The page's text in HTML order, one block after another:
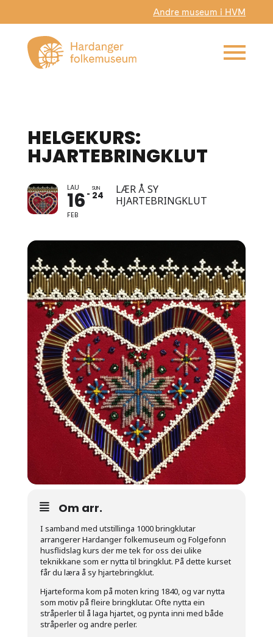
Andre museum i HVM
HELGEKURS:
HJARTEBRINGKLUT
LAU
16
FEB
SUN
24
LÆR Å SY
HJARTEBRINGKLUT
Om arr.
I samband med utstillinga 1000 bringklutar
arrangerer Hardanger folkemuseum og Folgefonn
husflidslag kurs der me tek for oss dei ulike
teknikkane som er nytta til bringklut. På dette kurset
får du læra å sy hjartebringklut.
Hjarteforma kom på moten kring 1840, og var nytta
som motiv på fleire bringklutar. Ofte nytta ein
stråperler til å laga hjartet, og pynta inni med både
stråperler og andre perler.